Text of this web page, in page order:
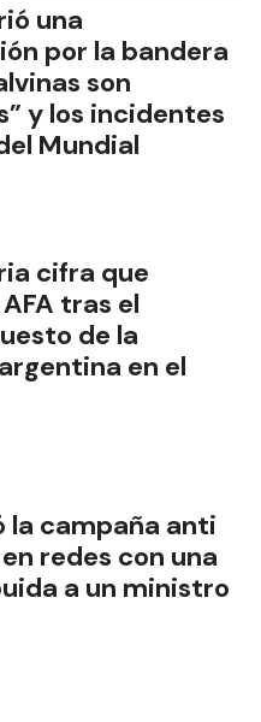
una
por la bandera
son
y los incidentes
Mundial
cifra que
tras el
de la
en el
la campaña anti
redes con una
a un ministro